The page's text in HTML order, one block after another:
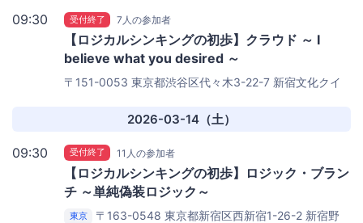
09:30 受付終了 7人の参加者
【ロジカルシンキングの初歩】クラウド ～ I
believe what you desired ～
〒151-0053 東京都渋谷区代々木3-22-7 新宿文化クイ
2026-03-14（土）
09:30 受付終了 11人の参加者
【ロジカルシンキングの初歩】ロジック・ブラン
チ ～単純偽装ロジック～
東京
〒163-0548 東京都新宿区西新宿1-26-2 新宿野